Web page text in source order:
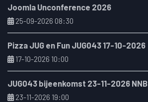
Joomla Unconference 2026
25-09-2026 08:30
Pizza JUG en Fun JUG043 17-10-2026
17-10-2026 10:00
JUG043 bijeenkomst 23-11-2026 NNB
23-11-2026 19:00